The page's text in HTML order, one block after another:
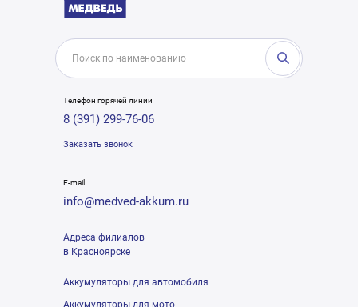
Телефон горячей линии
8 (391) 299-76-06
Заказать звонок
E-mail
info@medved-akkum.ru
Адреса филиалов
в Красноярске
Аккумуляторы для автомобиля